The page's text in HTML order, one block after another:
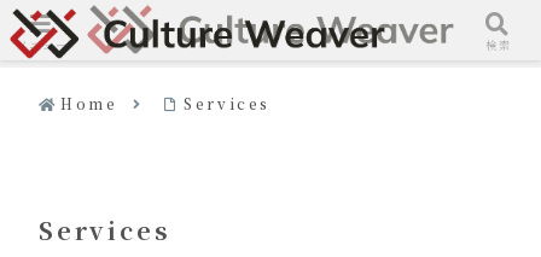
Home Services
Services
メニュー 検索